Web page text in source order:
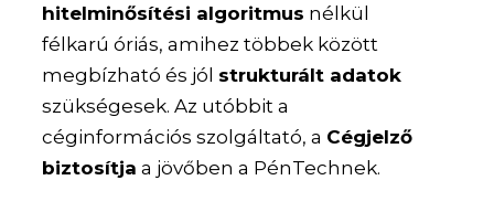
hitelminősítési algoritmus nélkül
félkarú óriás, amihez többek között
megbízható és jól strukturált adatok
szükségesek. Az utóbbit a
céginformációs szolgáltató, a Cégjelző
biztosítja a jövőben a PénTechnek.